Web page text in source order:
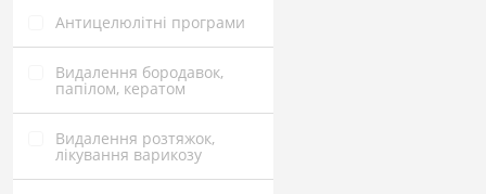
Антицелюлітні програми
Видалення бородавок,
папілом, кератом
Видалення розтяжок,
лікування варикозу